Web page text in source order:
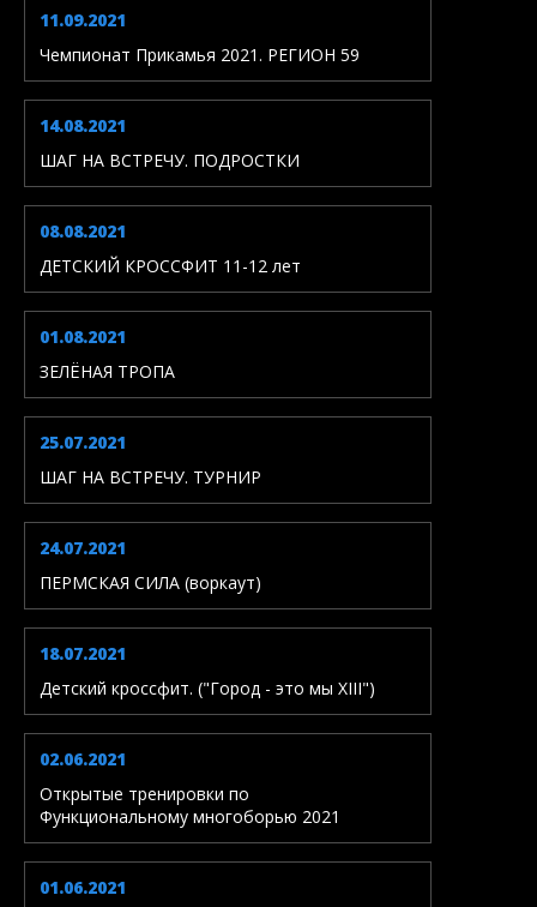
11.09.2021
Чемпионат Прикамья 2021. РЕГИОН 59
14.08.2021
ШАГ НА ВСТРЕЧУ. ПОДРОСТКИ
08.08.2021
ДЕТСКИЙ КРОССФИТ 11-12 лет
01.08.2021
ЗЕЛЁНАЯ ТРОПА
25.07.2021
ШАГ НА ВСТРЕЧУ. ТУРНИР
24.07.2021
ПЕРМСКАЯ СИЛА (воркаут)
18.07.2021
Детский кроссфит. ("Город - это мы XIII")
02.06.2021
Открытые тренировки по
Функциональному многоборью 2021
01.06.2021